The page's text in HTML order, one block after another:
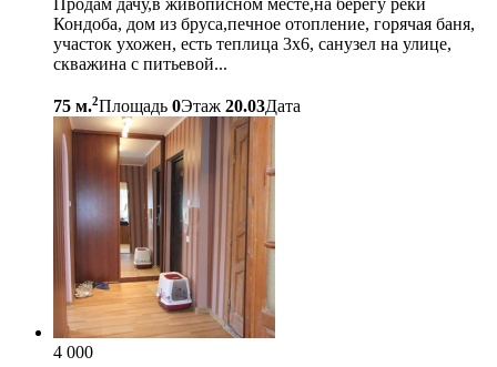
Продам дачу,в живописном месте,на берегу реки
Кондоба, дом из бруса,печное отопление, горячая баня,
участок ухожен, есть теплица 3х6, санузел на улице,
скважина с питьевой...
75 м.2Площадь 0Этаж 20.03Дата
4 000